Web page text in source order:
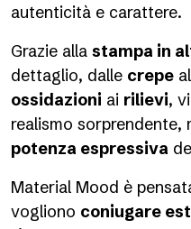
autenticità e carattere.
Grazie alla stampa in
dettaglio, dalle crepe
ossidazioni ai rilievi,
realismo
potenza espressiva
Material Mood è
vogliono coniugare